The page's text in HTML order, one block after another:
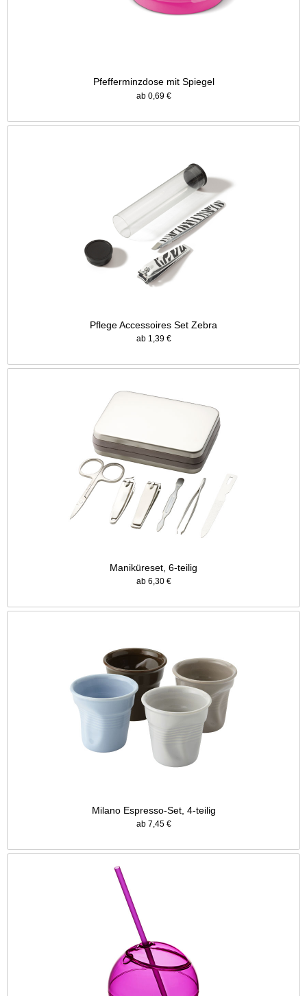
Pfefferminzdose mit Spiegel
ab 0,69 €
Pflege Accessoires Set Zebra
ab 1,39 €
Maniküreset, 6-teilig
ab 6,30 €
Milano Espresso-Set, 4-teilig
ab 7,45 €